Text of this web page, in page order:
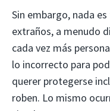
Sin embargo, nada
extraños, a menudo
cada vez más
lo incorrecto para
querer protegerse
roben. Lo mismo